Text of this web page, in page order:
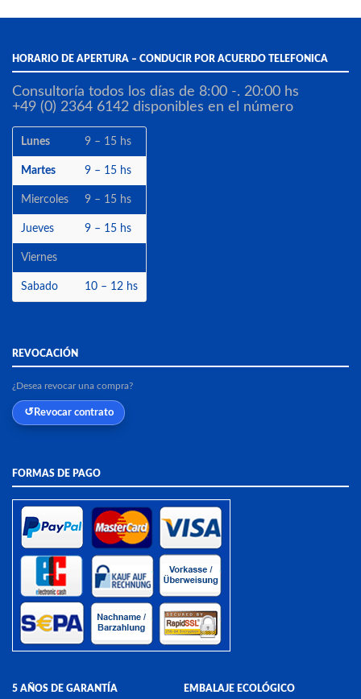
HORARIO DE APERTURA – CONDUCIR POR ACUERDO TELEFONICA
Consultoría todos los días de 8:00 -. 20:00 hs
+49 (0) 2364 6142 disponibles en el número
Lunes 9 – 15 hs
Martes 9 – 15 hs
Miercoles 9 – 15 hs
Jueves 9 – 15 hs
Viernes
Sabado 10 – 12 hs
REVOCACIÓN
¿Desea revocar una compra?
Revocar contrato
FORMAS DE PAGO
5 AÑOS DE GARANTÍA EMBALAJE ECOLÓGICO